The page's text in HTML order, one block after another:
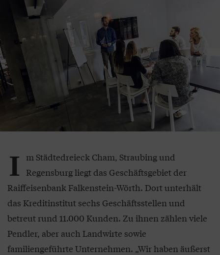
I m Städtedreieck Cham, Straubing und
Regensburg liegt das Geschäftsgebiet der
Raiffeisenbank Falkenstein-Wörth. Dort unterhält
das Kreditinstitut sechs Geschäftsstellen und
betreut rund 11.000 Kunden. Zu ihnen zählen viele
Pendler, aber auch Landwirte sowie
familiengeführte Unternehmen. „Wir haben äußerst